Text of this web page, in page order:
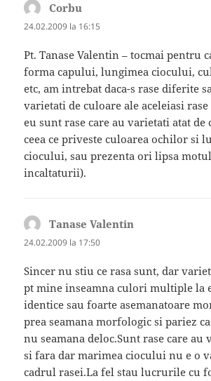
Corbu
24.02.2009 la 16:15
Pt. Tanase Valentin – tocmai pentru
forma capului, lungimea ciocului,
etc, am intrebat daca-s rase diferite
varietati de culoare ale aceleiasi
eu sunt rase care au varietati atat de
ceea ce priveste culoarea ochilor si
ciocului, sau prezenta ori lipsa
incaltaturii).
Tanase Valentin
24.02.2009 la 17:50
Sincer nu stiu ce rasa sunt, dar
pt mine inseamna culori multiple la
identice sau foarte asemanatoare
prea seamana morfologic si pariez
nu seamana deloc.Sunt rase care au
si fara dar marimea ciocului nu e o
cadrul rasei.La fel stau lucrurile cu